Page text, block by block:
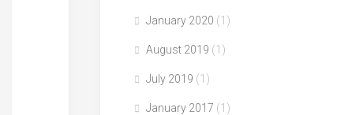
January 2020 (1)
August 2019 (1)
July 2019 (1)
January 2017 (1)